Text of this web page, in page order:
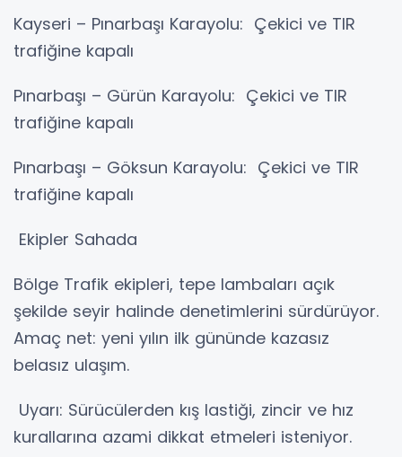
Kayseri – Pınarbaşı Karayolu: Çekici ve TIR
trafiğine kapalı
Pınarbaşı – Gürün Karayolu: Çekici ve TIR
trafiğine kapalı
Pınarbaşı – Göksun Karayolu: Çekici ve TIR
trafiğine kapalı
Ekipler Sahada
Bölge Trafik ekipleri, tepe lambaları açık
şekilde seyir halinde denetimlerini sürdürüyor.
Amaç net: yeni yılın ilk gününde kazasız
belasız ulaşım.
Uyarı: Sürücülerden kış lastiği, zincir ve hız
kurallarına azami dikkat etmeleri isteniyor.